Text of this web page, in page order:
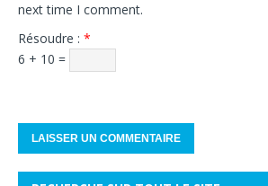
next time I comment.
Résoudre : *
6 + 10 =